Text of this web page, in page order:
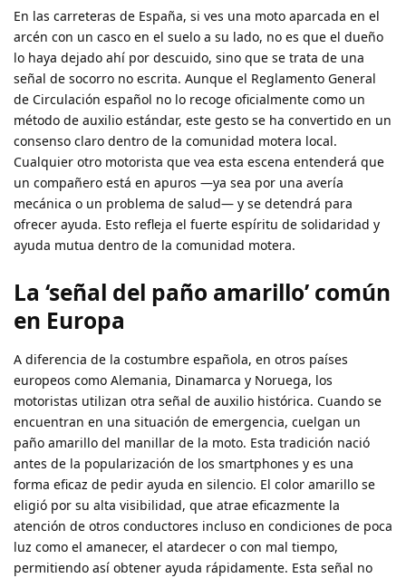
En las carreteras de España, si ves una moto aparcada en el
arcén con un casco en el suelo a su lado, no es que el dueño
lo haya dejado ahí por descuido, sino que se trata de una
señal de socorro no escrita. Aunque el Reglamento General
de Circulación español no lo recoge oficialmente como un
método de auxilio estándar, este gesto se ha convertido en un
consenso claro dentro de la comunidad motera local.
Cualquier otro motorista que vea esta escena entenderá que
un compañero está en apuros —ya sea por una avería
mecánica o un problema de salud— y se detendrá para
ofrecer ayuda. Esto refleja el fuerte espíritu de solidaridad y
ayuda mutua dentro de la comunidad motera.
La ‘señal del paño amarillo’ común
en Europa
A diferencia de la costumbre española, en otros países
europeos como Alemania, Dinamarca y Noruega, los
motoristas utilizan otra señal de auxilio histórica. Cuando se
encuentran en una situación de emergencia, cuelgan un
paño amarillo del manillar de la moto. Esta tradición nació
antes de la popularización de los smartphones y es una
forma eficaz de pedir ayuda en silencio. El color amarillo se
eligió por su alta visibilidad, que atrae eficazmente la
atención de otros conductores incluso en condiciones de poca
luz como el amanecer, el atardecer o con mal tiempo,
permitiendo así obtener ayuda rápidamente. Esta señal no